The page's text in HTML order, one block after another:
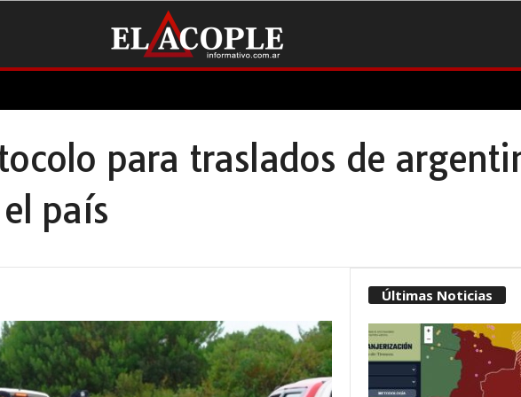
para traslados de
país
Últimas Noticias